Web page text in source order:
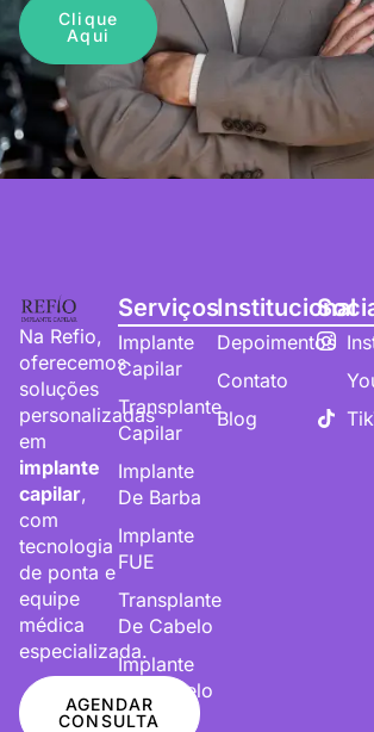
Clique
Aqui
Na Refio,
oferecemos
soluções
personalizadas
em
implante
capilar,
com
tecnologia
de ponta e
equipe
médica
especializada.
AGENDAR
CONSULTA
Serviços
Implante
Capilar
Transplante
Capilar
Implante
De Barba
Implante
FUE
Transplante
De Cabelo
Implante
De Cabelo
Institucional
Depoimentos
Contato
Blog